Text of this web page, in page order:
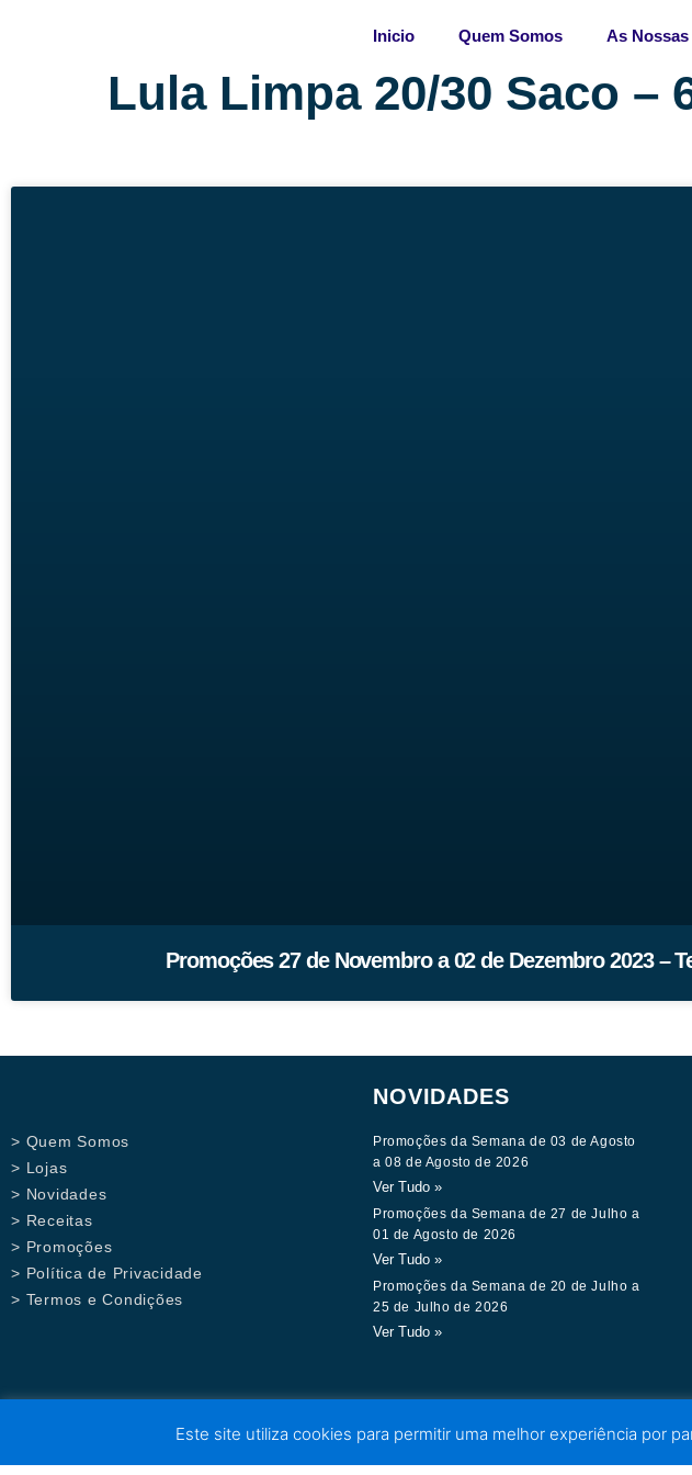
Inicio Quem Somos As
Lula Limpa 20/30 Saco –
Promoções 27 de Novembro a 02 de Dezembro 2023 –
> Quem Somos
> Lojas
> Novidades
> Receitas
> Promoções
> Política de Privacidade
> Termos e Condições
NOVIDADES
Promoções da Semana de 03 de Agosto
a 08 de Agosto de 2026
Ver Tudo »
Promoções da Semana de 27 de Julho a
01 de Agosto de 2026
Ver Tudo »
Promoções da Semana de 20 de Julho a
25 de Julho de 2026
Ver Tudo »
Este site utiliza cookies para permitir uma melhor experiência por